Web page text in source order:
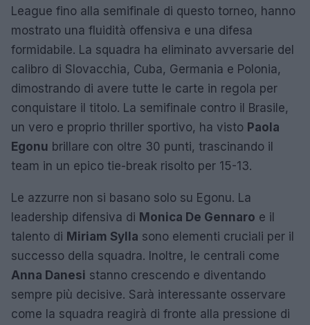
League fino alla semifinale di questo torneo, hanno
mostrato una fluidità offensiva e una difesa
formidabile. La squadra ha eliminato avversarie del
calibro di Slovacchia, Cuba, Germania e Polonia,
dimostrando di avere tutte le carte in regola per
conquistare il titolo. La semifinale contro il Brasile,
un vero e proprio thriller sportivo, ha visto Paola
Egonu brillare con oltre 30 punti, trascinando il
team in un epico tie-break risolto per 15-13.
Le azzurre non si basano solo su Egonu. La
leadership difensiva di Monica De Gennaro e il
talento di Miriam Sylla sono elementi cruciali per il
successo della squadra. Inoltre, le centrali come
Anna Danesi stanno crescendo e diventando
sempre più decisive. Sarà interessante osservare
come la squadra reagirà di fronte alla pressione di